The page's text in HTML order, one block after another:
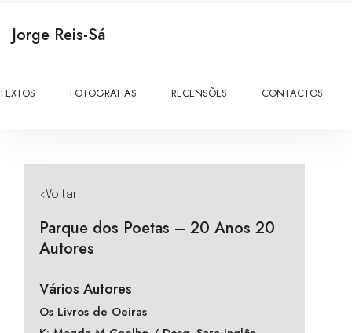
Jorge Reis-Sá
TEXTOS FOTOGRAFIAS RECENSÕES CONTACTOS
<Voltar
Parque dos Poetas – 20 Anos 20
Autores
Vários Autores
Os Livros de Oeiras